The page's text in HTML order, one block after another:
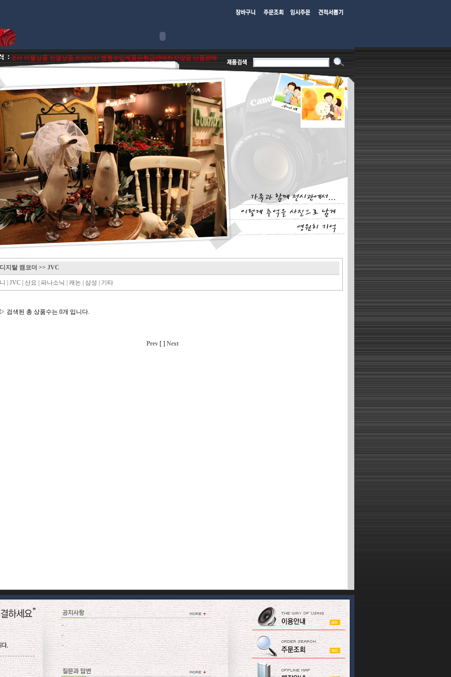
서 이월상품 진열상품 리퍼비시 병행수입제품은취급판매하지않음 단품판매 거부행위도 하지않습니다****** 저희 디카패밀리는 다나와 최우수파트너몰로서 이월상품
지탈 캠코더 >> JVC
JVC 산요 파나소닉 캐논 삼성 기타
검색된 총 상품수는 0개 입니다.
Prev[ ] Next